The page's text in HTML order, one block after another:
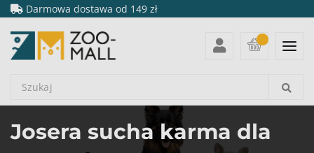
Darmowa dostawa od 149 zł
Josera sucha karma dla